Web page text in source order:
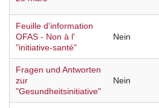
Feuille d'information
OFAS - Non à l'
"initiative-santé"
Nein
Fragen und Antworten
zur
"Gesundheitsinitiative"
Nein